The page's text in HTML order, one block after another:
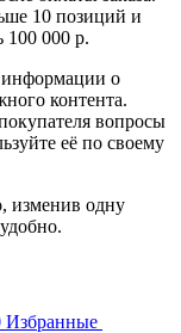
10 позиций и
100 000 р.
информации о
контента.
вопросы
её по своему
изменив одну
Избранные